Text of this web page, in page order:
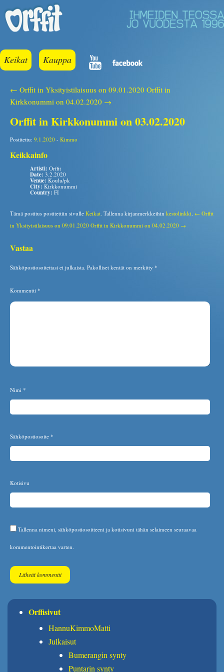
Keikat Kauppa
← Orffit in Yksityistilaisuus on 09.01.2020 Orffit in
Kirkkonummi on 04.02.2020 →
Orffit in Kirkkonummi on 03.02.2020
Postitettu: 9.1.2020 - Kimmo
Keikkainfo
Artisti: Orffit
Date: 3.2.2020
Venue: Koulu/pk
City: Kirkkonummi
Country: FI
Tämä postitus postitettiin sivulle Keikat . Tallenna kirjanmerkkeihin kestolinkki ← Orffit
in Yksityistilaisuus on 09.01.2020 Orffit in Kirkkonummi on 04.02.2020 →
Vastaa
Sähköpostiosoitettasi ei julkaista. Pakolliset kentät on merkitty *
Kommentti *
Nimi *
Sähköpostiosoite *
Kotisivu
Tallenna nimeni, sähköpostiosoitteeni ja kotisivuni tähän selaimeen seuraavaa
kommentointikertaa varten.
Orffisivut
HannuKimmoMatti
Julkaisut
Bumerangin synty
Puntarin synty